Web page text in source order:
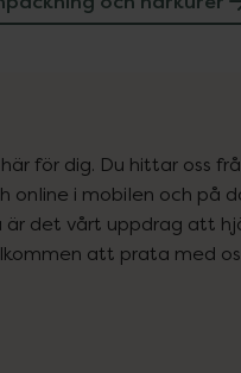
för dig. Du hittar oss
online i mobilen och på
är det vårt uppdrag att
att prata med